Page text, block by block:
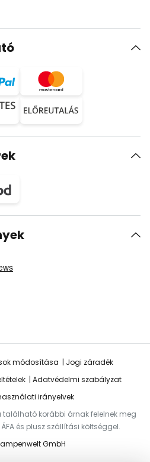
módosítása
Jogi záradék
Adatvédelmi szabályzat
irányelvek
található korábbi árnak felelnek meg
és plusz szállítási költséggel.
GmbH